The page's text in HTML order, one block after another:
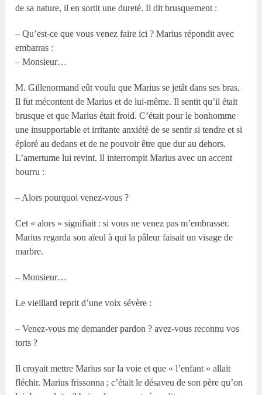
de sa nature, il en sortit une dureté. Il dit brusquement :
– Qu’est-ce que vous venez faire ici ? Marius répondit avec
embarras :
– Monsieur…
M. Gillenormand eût voulu que Marius se jetât dans ses bras.
Il fut mécontent de Marius et de lui-même. Il sentit qu’il était
brusque et que Marius était froid. C’était pour le bonhomme
une insupportable et irritante anxiété de se sentir si tendre et si
éploré au dedans et de ne pouvoir être que dur au dehors.
L’amertume lui revint. Il interrompit Marius avec un accent
bourru :
– Alors pourquoi venez-vous ?
Cet « alors » signifiait : si vous ne venez pas m’embrasser.
Marius regarda son aïeul à qui la pâleur faisait un visage de
marbre.
– Monsieur…
Le vieillard reprit d’une voix sévère :
– Venez-vous me demander pardon ? avez-vous reconnu vos
torts ?
Il croyait mettre Marius sur la voie et que « l’enfant » allait
fléchir. Marius frissonna ; c’était le désaveu de son père qu’on